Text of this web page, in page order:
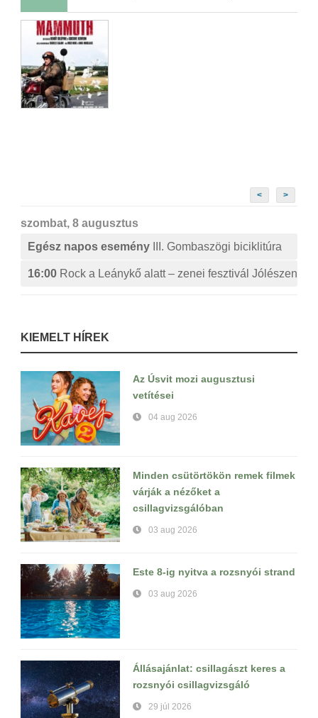
< >
szombat, 8 augusztus
Egész napos esemény
III. Gombaszögi biciklitúra
16:00 Rock a Leánykő alatt – zenei fesztivál Jólészen
KIEMELT HÍREK
Az Úsvit mozi augusztusi
vetítései
04 aug 2026
Minden csütörtökön remek filmek
várják a nézőket a
csillagvizsgálóban
03 aug 2026
Este 8-ig nyitva a rozsnyói strand
03 aug 2026
Állásajánlat: csillagászt keres a
rozsnyói csillagvizsgáló
29 júl 2026